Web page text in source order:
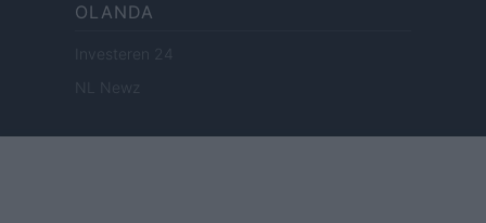
OLANDA
Investeren 24
NL Newz